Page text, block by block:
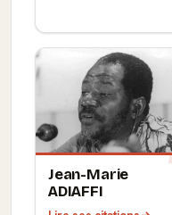
Jean-Marie
ADIAFFI